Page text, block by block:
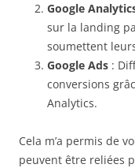
Google
sur la landing
soumettent
Google Ads :
conversions
Analytics.
Cela m’a permis de
peuvent être reliées